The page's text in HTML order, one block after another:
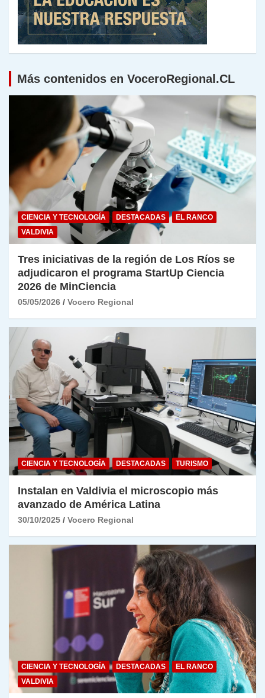
Más contenidos en VoceroRegional.CL
CIENCIA Y TECNOLOGÍA DESTACADAS
EL RANCO
VALDIVIA
Tres iniciativas de la región de Los Ríos se
adjudicaron el programa StartUp Ciencia
2026 de MinCiencia
05/05/2026 Vocero Regional
CIENCIA Y TECNOLOGÍA DESTACADAS TURISMO
Instalan en Valdivia el microscopio más
avanzado de América Latina
30/10/2025 Vocero Regional
CIENCIA Y TECNOLOGÍA DESTACADAS
EL RANCO
VALDIVIA